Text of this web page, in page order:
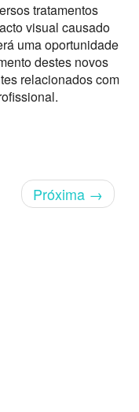
tratamentos
visual causado
uma oportunidade
destes novos
relacionados com
Próxima →